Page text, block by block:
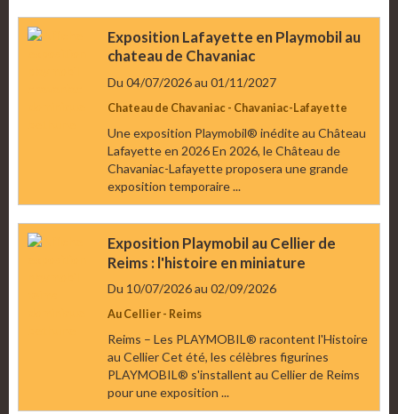
Exposition Lafayette en Playmobil au
chateau de Chavaniac
Du 04/07/2026au 01/11/2027
Chateau de Chavaniac - Chavaniac-Lafayette
Une exposition Playmobil® inédite au Château
Lafayette en 2026 En 2026, le Château de
Chavaniac-Lafayette proposera une grande
exposition temporaire ...
Exposition Playmobil au Cellier de
Reims : l'histoire en miniature
Du 10/07/2026au 02/09/2026
Au Cellier - Reims
Reims – Les PLAYMOBIL® racontent l'Histoire
au Cellier Cet été, les célèbres figurines
PLAYMOBIL® s'installent au Cellier de Reims
pour une exposition ...